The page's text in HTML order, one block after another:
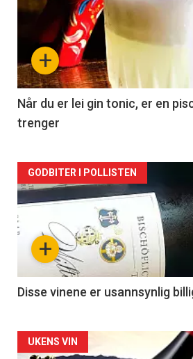
akkurat
nå
-
2
+
Når du er lei gin tonic, er en
trenger
Forsiden
akkurat
nå
3
+
GODBITER I POLLISTEN
Disse vinene er usannsynlig
Forsiden
UKENS VIN